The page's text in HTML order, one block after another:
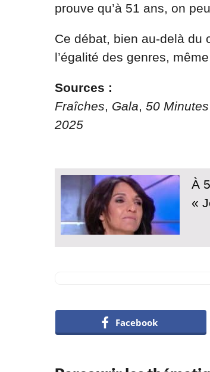
prouve qu’à 51 ans, on
Ce débat, bien au-delà du
l’égalité des genres,
Sources :
Fraîches
Gala 50
2025
À
«
Facebook